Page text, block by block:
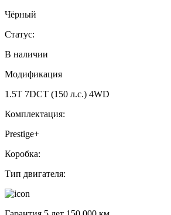
Чёрный
Статус:
В наличии
Модификация
1.5T 7DCT (150 л.с.) 4WD
Комплектация:
Prestige+
Коробка:
Тип двигателя: